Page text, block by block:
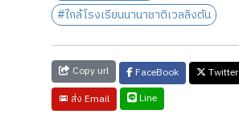
#ใกล้โรงเรียนนานาชาติเวลลิงตัน
Copy url FaceBook
Twitter
ส่ง Email
Line